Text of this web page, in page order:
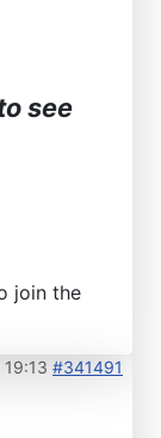
see
join the
#341491